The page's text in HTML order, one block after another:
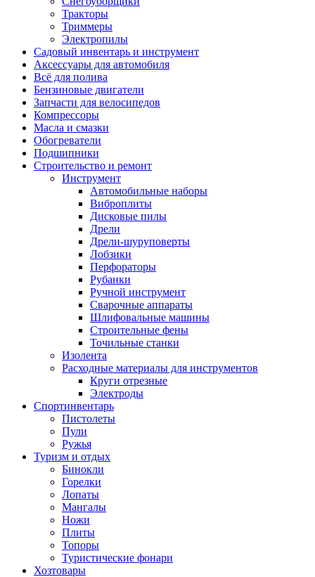
Тракторы
Триммеры
Электропилы
Садовый инвентарь и инструмент
Аксессуары для автомобиля
Всё для полива
Бензиновые двигатели
Запчасти для велосипедов
Компрессоры
Масла и смазки
Обогреватели
Подшипники
Строительство и ремонт
Инструмент
Автомобильные наборы
Виброплиты
Дисковые пилы
Дрели
Дрели-шуруповерты
Лобзики
Перфораторы
Рубанки
Ручной инструмент
Сварочные аппараты
Шлифовальные машины
Строительные фены
Точильные станки
Изолента
Расходные материалы для инструментов
Круги отрезные
Электроды
Спортинвентарь
Пистолеты
Пули
Ружья
Туризм и отдых
Бинокли
Горелки
Лопаты
Мангалы
Ножи
Плиты
Топоры
Туристические фонари
Хозтовары